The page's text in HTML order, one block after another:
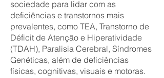
sociedade para lidar com as
deficiências e transtornos mais
prevalentes, como TEA, Transtorno de
Déficit de Atenção e Hiperatividade
(TDAH), Paralisia Cerebral, Síndromes
Genéticas, além de deficiências
físicas, cognitivas, visuais e motoras.